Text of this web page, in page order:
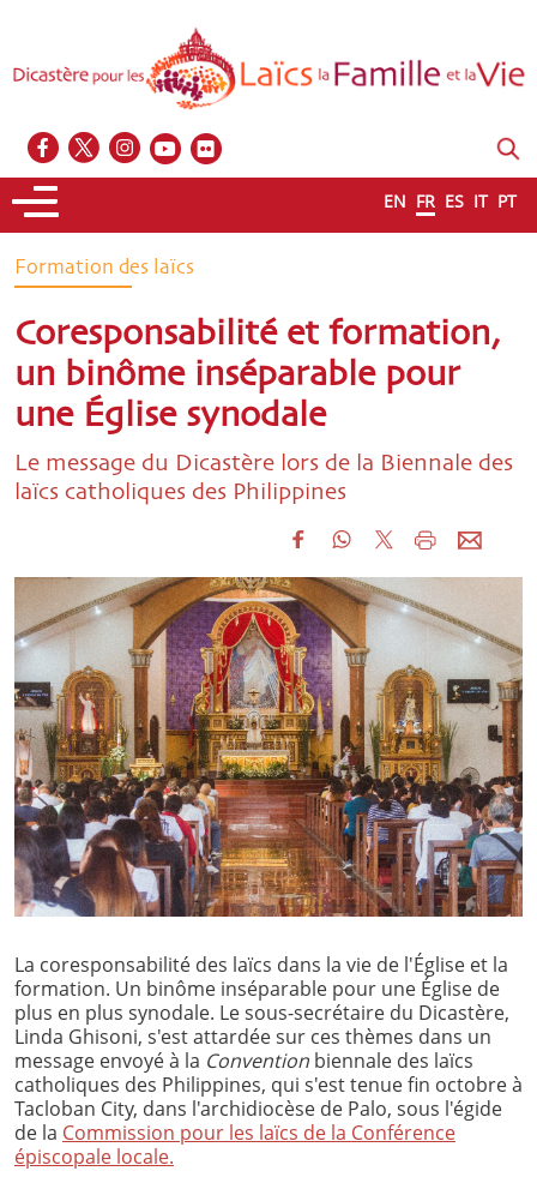
EN FR ES IT PT
Formation des laïcs
Coresponsabilité et formation,
un binôme inséparable pour
une Église synodale
Le message du Dicastère lors de la Biennale des
laïcs catholiques des Philippines
La coresponsabilité des laïcs dans la vie de l'Église et la
formation. Un binôme inséparable pour une Église de
plus en plus synodale. Le sous-secrétaire du Dicastère,
Linda Ghisoni, s'est attardée sur ces thèmes dans un
message envoyé à la Convention biennale des laïcs
catholiques des Philippines, qui s'est tenue fin octobre à
Tacloban City, dans l'archidiocèse de Palo, sous l'égide
de la Commission pour les laïcs de la Conférence
épiscopale locale.